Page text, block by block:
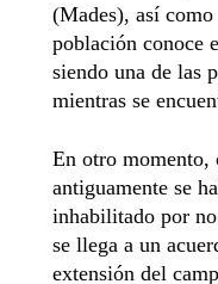
(Mades), así
población conoce
siendo una de las
mientras se
En otro momento,
antiguamente se
inhabilitado por
se llega a un
extensión del